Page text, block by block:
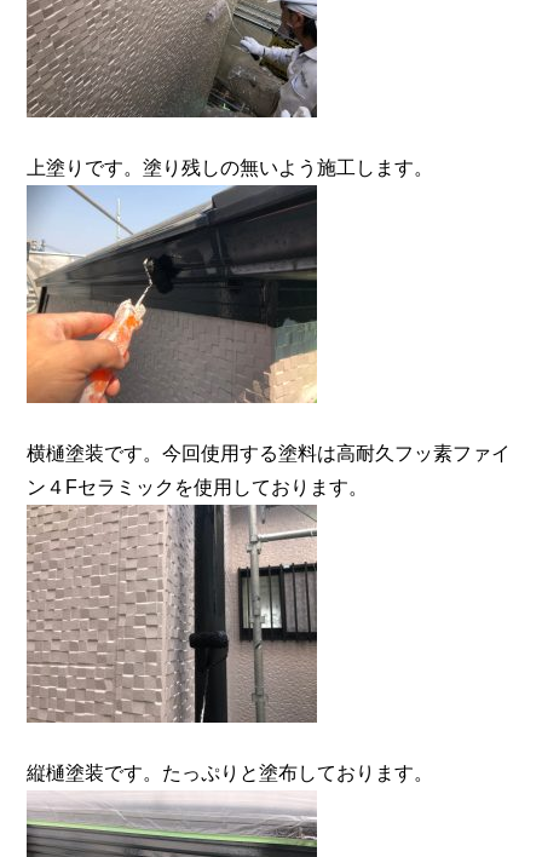
上塗りです。塗り残しの無いよう施工します。
横樋塗装です。今回使用する塗料は高耐久フッ素ファイ
ン４Fセラミックを使用しております。
縦樋塗装です。たっぷりと塗布しております。